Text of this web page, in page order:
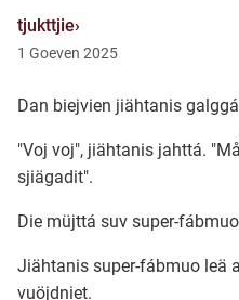
Davvisámegiella
Kaale (Romska)
tjukttjie
1 Goeven 2025
Dan biejvien jiähtanis
"Voj voj", jiähtanis jahttá.
sjiägadit".
Die müjttá suv super-
Jiähtanis super-fábmuo leä
vuöjdniet.